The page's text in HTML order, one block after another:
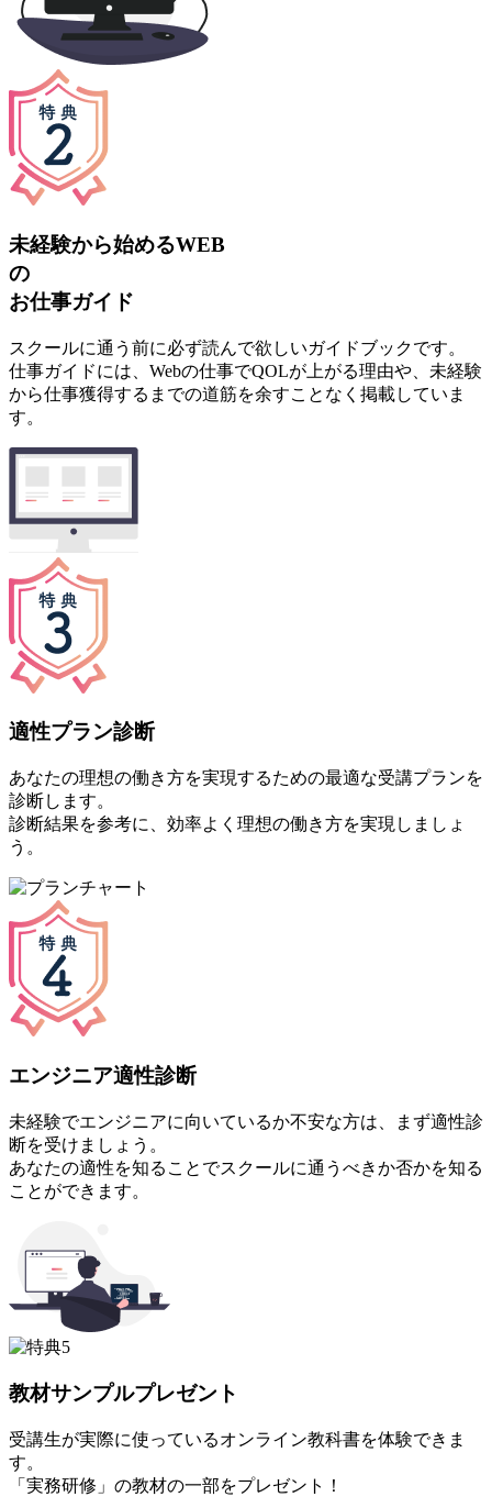
未経験から始めるWEB
の
お仕事ガイド
スクールに通う前に必ず読んで欲しいガイドブックです。
仕事ガイドには、Webの仕事でQOLが上がる理由や、未経験
から仕事獲得するまでの道筋を余すことなく掲載していま
す。
適性プラン診断
あなたの理想の働き方を実現するための最適な受講プランを
診断します。
診断結果を参考に、効率よく理想の働き方を実現しましょ
う。
エンジニア適性診断
未経験でエンジニアに向いているか不安な方は、まず適性診
断を受けましょう。
あなたの適性を知ることでスクールに通うべきか否かを知る
ことができます。
教材サンプルプレゼント
受講生が実際に使っているオンライン教科書を体験できま
す。
「実務研修」の教材の一部をプレゼント！